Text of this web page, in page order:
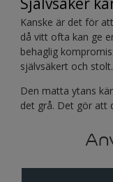
Kanske är det för
då vitt ofta kan ge
behaglig
självsäkert och stolt.
Den matta ytans
det grå. Det gör att